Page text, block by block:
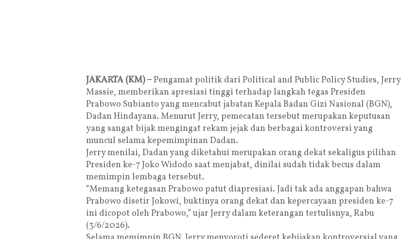
JAKARTA (KM) –Pengamat politik dari Political and Public Policy Studies, Jerry
Massie, memberikan apresiasi tinggi terhadap langkah tegas Presiden
Prabowo Subianto yang mencabut jabatan Kepala Badan Gizi Nasional (BGN),
Dadan Hindayana. Menurut Jerry, pemecatan tersebut merupakan keputusan
yang sangat bijak mengingat rekam jejak dan berbagai kontroversi yang
muncul selama kepemimpinan Dadan.
Jerry menilai, Dadan yang diketahui merupakan orang dekat sekaligus pilihan
Presiden ke-7 Joko Widodo saat menjabat, dinilai sudah tidak becus dalam
memimpin lembaga tersebut.
“Memang ketegasan Prabowo patut diapresiasi. Jadi tak ada anggapan bahwa
Prabowo disetir Jokowi, buktinya orang dekat dan kepercayaan presiden ke-7
ini dicopot oleh Prabowo,” ujar Jerry dalam keterangan tertulisnya, Rabu
(3/6/2026).